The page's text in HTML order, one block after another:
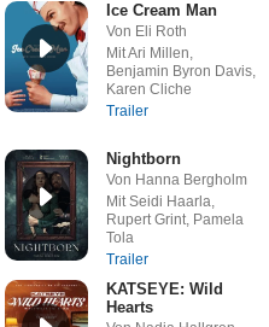
Ice Cream Man
Von Eli Roth
Mit Ari Millen,
Benjamin Byron Davis,
Karen Cliche
Trailer
Nightborn
Von Hanna Bergholm
Mit Seidi Haarla,
Rupert Grint, Pamela
Tola
Trailer
KATSEYE: Wild
Hearts